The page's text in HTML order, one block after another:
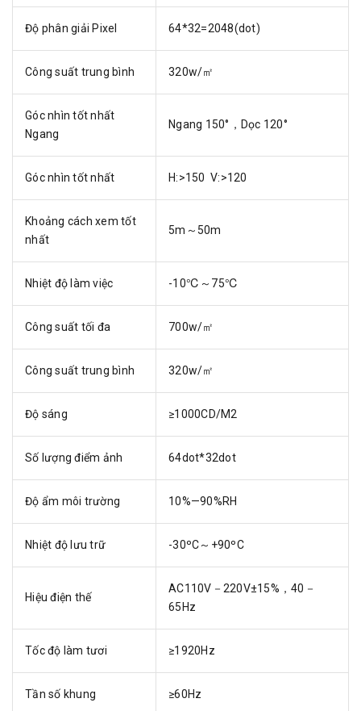
Độ phân giải Pixel 64*32=2048(dot)
Công suất trung bình 320w/㎡
Góc nhìn tốt nhất
Ngang
Ngang 150°，Dọc 120°
Góc nhìn tốt nhất H:>150 V:>120
Khoảng cách xem tốt
nhất
5m～50m
Nhiệt độ làm việc -10℃～75℃
Công suất tối đa 700w/㎡
Công suất trung bình 320w/㎡
Độ sáng ≥1000CD/M2
Số lượng điểm ảnh 64dot*32dot
Độ ẩm môi trường 10%—90%RH
Nhiệt độ lưu trữ -30ºC～+90ºC
Hiệu điện thế
AC110V－220V±15%，40－
65Hz
Tốc độ làm tươi ≥1920Hz
Tần số khung ≥60Hz